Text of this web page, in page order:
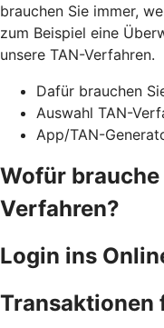
brauchen Sie immer,
zum Beispiel eine
unsere TAN-Verfahren.
Dafür brauchen
Auswahl TAN-
App/TAN-
Wofür
Verfahren?
Login ins
Transaktionen